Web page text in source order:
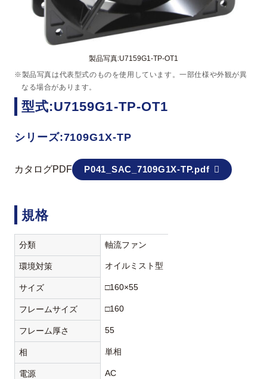
製品写真:U7159G1-TP-OT1
※製品写真は代表型式のものを使用しています。一部仕様や外観が異
なる場合があります。
型式:U7159G1-TP-OT1
シリーズ:7109G1X-TP
カタログPDF P041_SAC_7109G1X-TP.pdf
規格
分類 軸流ファン
環境対策 オイルミスト型
サイズ □160×55
フレームサイズ □160
フレーム厚さ 55
相 単相
電源 AC